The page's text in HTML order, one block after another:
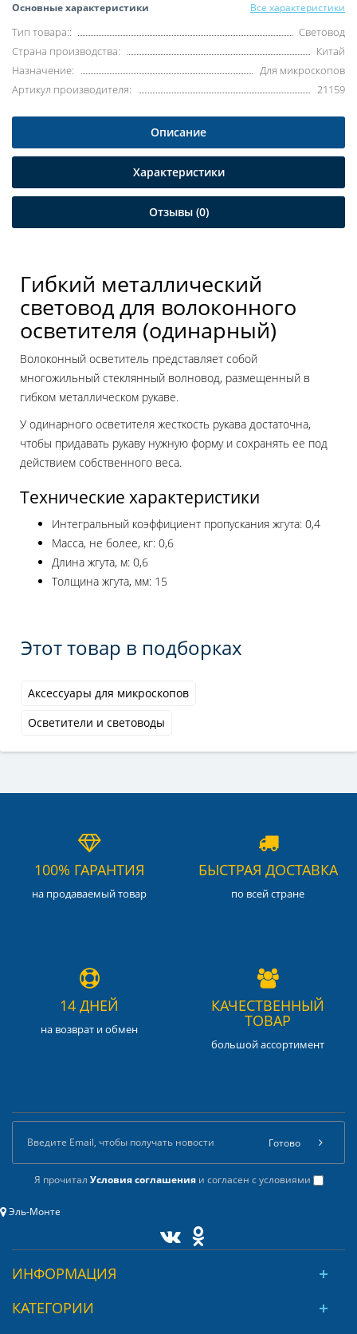
Основные характеристики Все характеристики
Тип товара::
Световод
Страна производства:
Китай
Назначение:
Для микроскопов
Артикул производителя:
21159
Описание
Характеристики
Отзывы (0)
Гибкий металлический
световод для волоконного
осветителя (одинарный)
Волоконный осветитель представляет собой
многожильный стеклянный волновод, размещенный в
гибком металлическом рукаве.
У одинарного осветителя жесткость рукава достаточна,
чтобы придавать рукаву нужную форму и сохранять ее под
действием собственного веса.
Технические характеристики
Интегральный коэффициент пропускания жгута: 0,4
Масса, не более, кг: 0,6
Длина жгута, м: 0,6
Толщина жгута, мм: 15
Этот товар в подборках
Аксессуары для микроскопов
Осветители и световоды
100% ГАРАНТИЯ
на продаваемый товар
БЫСТРАЯ ДОСТАВКА
по всей стране
14 ДНЕЙ
на возврат и обмен
КАЧЕСТВЕННЫЙ
ТОВАР
большой ассортимент
Я прочитал Условия соглашенияи согласен с условиями
Готово
Эль-Монте
ИНФОРМАЦИЯ
КАТЕГОРИИ